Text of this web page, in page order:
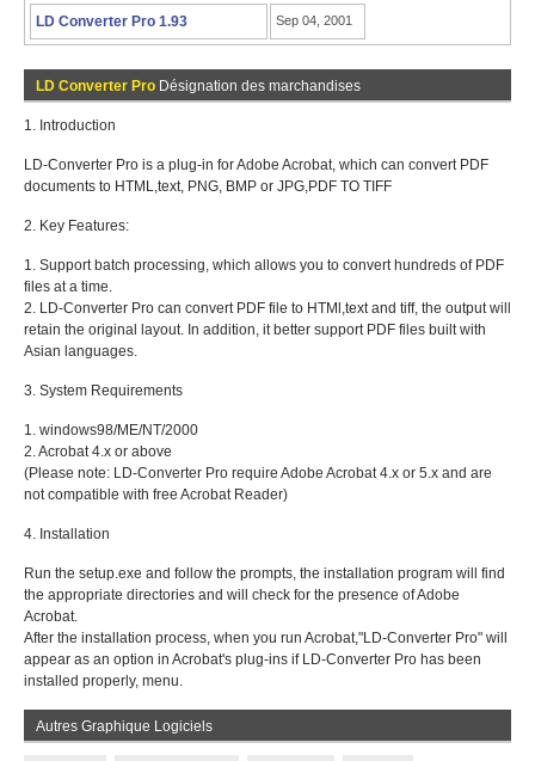
LD Converter Pro 1.93 Sep 04, 2001
LD Converter Pro Désignation des marchandises
1. Introduction
LD-Converter Pro is a plug-in for Adobe Acrobat, which can convert PDF
documents to HTML,text, PNG, BMP or JPG,PDF TO TIFF
2. Key Features:
1. Support batch processing, which allows you to convert hundreds of PDF
files at a time.
2. LD-Converter Pro can convert PDF file to HTMl,text and tiff, the output will
retain the original layout. In addition, it better support PDF files built with
Asian languages.
3. System Requirements
1. windows98/ME/NT/2000
2. Acrobat 4.x or above
(Please note: LD-Converter Pro require Adobe Acrobat 4.x or 5.x and are
not compatible with free Acrobat Reader)
4. Installation
Run the setup.exe and follow the prompts, the installation program will find
the appropriate directories and will check for the presence of Adobe
Acrobat.
After the installation process, when you run Acrobat,"LD-Converter Pro" will
appear as an option in Acrobat's plug-ins if LD-Converter Pro has been
installed properly, menu.
Autres Graphique Logiciels